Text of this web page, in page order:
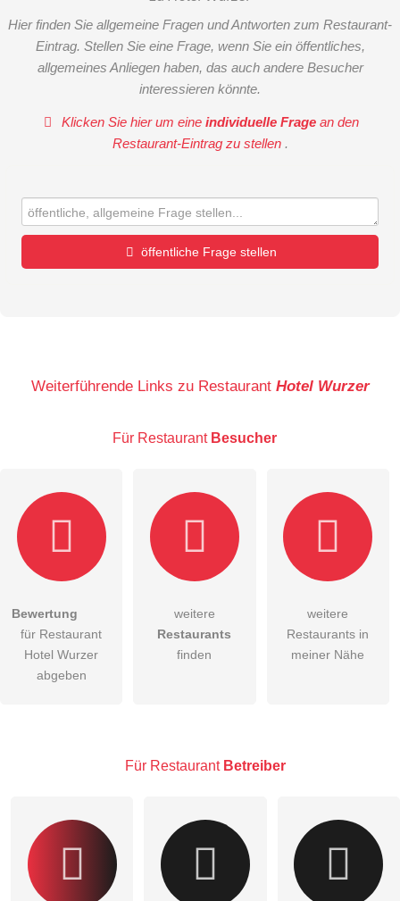
Hier finden Sie allgemeine Fragen und Antworten zum Restaurant-
Eintrag. Stellen Sie eine Frage, wenn Sie ein öffentliches,
allgemeines Anliegen haben, das auch andere Besucher
interessieren könnte.
Klicken Sie hier um eineindividuelle Frage an den
Restaurant-Eintrag zu stellen .
öffentliche Frage stellen
E-Mail-Adresse (wird nicht veröffentlicht)
Hiermit akzeptiere ich dieAGB
DieDatenschutzerklärung habe ich zur Kenntnis genommen.
Besucher sichtbar.
Weiterführende Links zu Restaurant Hotel Wurzer
Für Restaurant Besucher
Bewertung
für Restaurant
Hotel Wurzer
abgeben
weitere
Restaurants
finden
weitere
Restaurants in
meiner Nähe
Für Restaurant Betreiber